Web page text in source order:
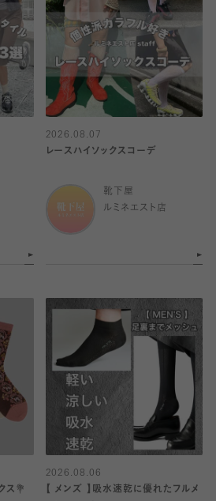
2026.08.07
レースハイソックスコーデ
靴下屋
ルミネエスト店
ス💐
2026.08.06
【 メンズ 】吸水速乾に優れたフルメ